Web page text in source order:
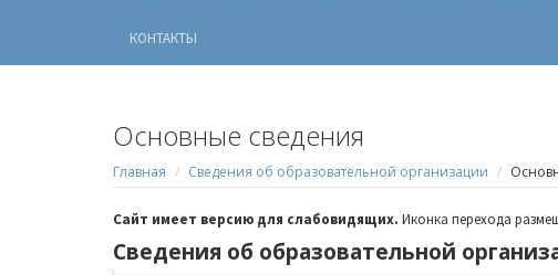
КОНТАКТЫ
Основные сведения
Главная Сведения об образовательной организации
Сайт имеет версию для слабовидящих. Иконка перехода
Сведения об образовательной